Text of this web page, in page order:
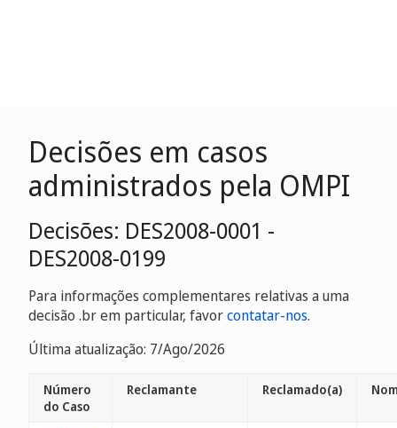
Decisões em casos
administrados pela OMPI
Decisões: DES2008-0001 -
DES2008-0199
Para informações complementares relativas a uma
decisão .br em particular, favorcontatar-nos.
Última atualização: 7/Ago/2026
Número
do Caso
Reclamante Reclamado(a)